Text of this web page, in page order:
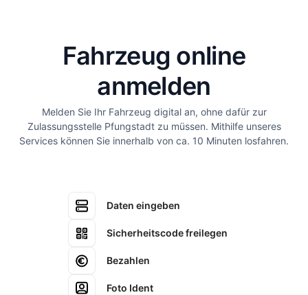
Fahrzeug online
anmelden
Melden Sie Ihr Fahrzeug digital an, ohne dafür zur
Zulassungsstelle Pfungstadt zu müssen. Mithilfe unseres
Services können Sie innerhalb von ca. 10 Minuten losfahren.
Daten eingeben
Sicherheitscode freilegen
Bezahlen
Foto Ident